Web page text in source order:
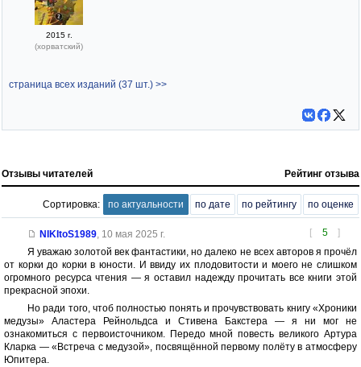
2015 г.
(хорватский)
страница всех изданий (37 шт.) >>
Отзывы читателей Рейтинг отзыва
Сортировка: по актуальности по дате по рейтингу по оценке
[ 5 ]
NIKItoS1989, 10 мая 2025 г.
Я уважаю золотой век фантастики, но далеко не всех авторов я прочёл
от корки до корки в юности. И ввиду их плодовитости и моего не слишком
огромного ресурса чтения — я оставил надежду прочитать все книги этой
прекрасной эпохи.
Но ради того, чтоб полностью понять и прочувствовать книгу «Хроники
медузы» Аластера Рейнольдса и Стивена Бакстера — я ни мог не
ознакомиться с первоисточником. Передо мной повесть великого Артура
Кларка — «Встреча с медузой», посвящённой первому полёту в атмосферу
Юпитера.